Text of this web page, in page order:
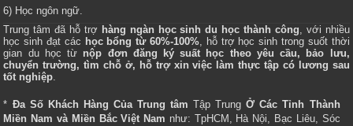
6) Học ngôn ngữ.
Trung tâm đã hỗ trợ hàng ngàn học sinh du học thành công, với nhiều
học sinh đạt các học bổng từ 60%-100%, hỗ trợ học sinh trong suốt thời
gian du học từ nộp đơn đăng ký suất học theo yêu cầu, bảo lưu,
chuyển trường, tìm chỗ ở, hỗ trợ xin việc làm thực tập có lương sau
tốt nghiệp.
* Đa Số Khách Hàng Của Trung tâm Tập TrungỞ Các Tỉnh Thành
Miền Nam và Miền Bắc Việt Nam như: TpHCM, Hà Nội, Bạc Liêu, Sóc